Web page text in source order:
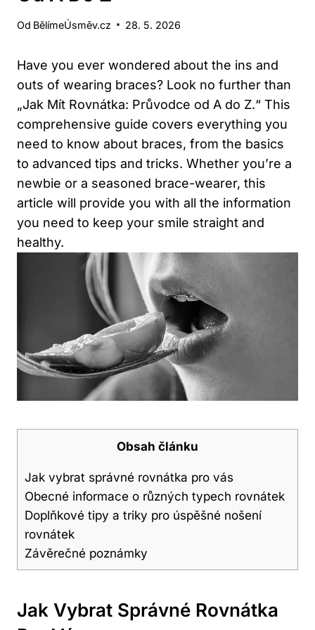
Od BělímeÚsměv.cz 28. 5. 2026
Have you ever wondered about the ins and
outs of wearing braces? Look no further than
„Jak Mít Rovnátka: Průvodce od A do Z.“ This
comprehensive guide covers everything you
need to know about braces, from the basics
to advanced tips and tricks. Whether you’re a
newbie or a seasoned brace-wearer, this
article will provide you with all the information
you need to keep your smile straight and
healthy.
Obsah článku
Jak vybrat správné rovnátka pro vás
Obecné informace o různých typech rovnátek
Doplňkové tipy a triky pro úspěšné nošení
rovnátek
Závěrečné poznámky
Jak Vybrat Správné Rovnátka